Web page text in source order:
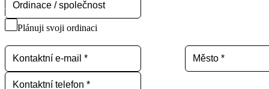
Plánuji svoji ordinaci